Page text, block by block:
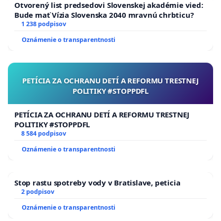
služby?!
Prevádzkovateľ je pripravený otvorene rokovať so
nedostatok informácií, pričom mnohí z vedenia nikdy
nevyskúšali túto atrakciu a nerozlišujú rôzne typy
vozidiel. Potrebuje k tomu pomoc vo forme prejavu
záujmu ľudí prostredníctvom podpisu tejto petície, aby
počúvali a našlu odvahu upraviť svoje rozhodnutie.
Ďakujeme za Vašu podporu v mene dobrej veci!
Otvorený list predsedovi Slovenskej akadémie vied:
Bude mať Vízia Slovenska 2040 mravnú chrbticu?
1 238 podpisov
Oznámenie o transparentnosti
PETÍCIA ZA OCHRANU DETÍ A REFORMU TRESTNEJ
POLITIKY #STOPPDFL
PETÍCIA ZA OCHRANU DETÍ A REFORMU TRESTNEJ
POLITIKY #STOPPDFL
8 584 podpisov
Oznámenie o transparentnosti
Stop rastu spotreby vody v Bratislave, peticia
2 podpisov
Oznámenie o transparentnosti